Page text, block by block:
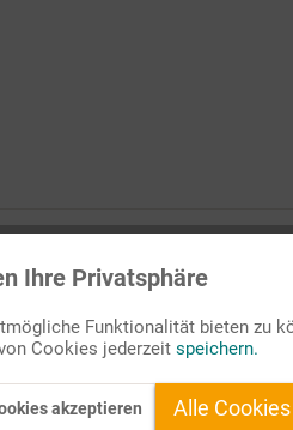
Namensvarianten zeigen
zurück, obwohl sich diese drei
Ihre Privatsphäre
Funktionalität bieten zu
Cookies jederzeit speichern.
akzeptieren Alle